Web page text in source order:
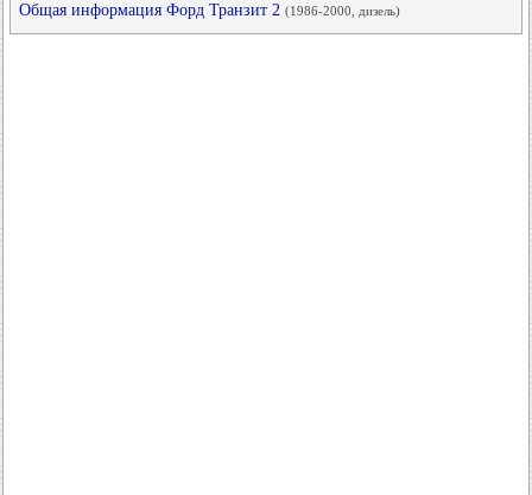
Общая информация Форд Транзит 2 (1986-2000, дизель)